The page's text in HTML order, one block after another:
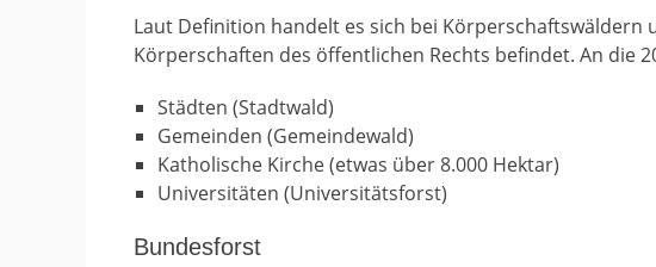
Laut Definition handelt es sich bei Körperschaftswäldern
Körperschaften des öffentlichen Rechts befindet. An die
Städten (Stadtwald)
Gemeinden (Gemeindewald)
Katholische Kirche (etwas über 8.000 Hektar)
Universitäten (Universitätsforst)
Bundesforst